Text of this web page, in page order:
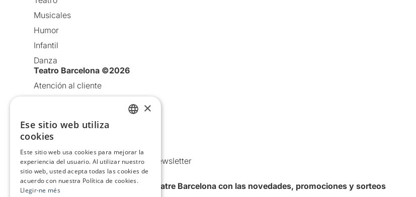
Musicales
Humor
Infantil
Danza
Teatro Barcelona ©2026
Atención al cliente
Política de Cookies
Comunicaciones comerciales y Newsletter
Anuncia’t
Quiero recibir la newsletter de Teatre Barcelona con las novedades, promociones y sorteos
×
Ese sitio web utiliza
cookies
Este sitio web usa cookies para mejorar la
experiencia del usuario. Al utilizar nuestro
sitio web, usted acepta todas las cookies de
acuerdo con nuestra Política de cookies.
Llegir-ne més